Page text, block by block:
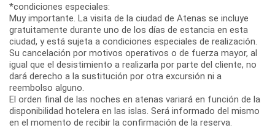
*condiciones especiales:
Muy importante. La visita de la ciudad de Atenas se incluye
gratuitamente durante uno de los días de estancia en esta
ciudad, y está sujeta a condiciones especiales de realización.
Su cancelación por motivos operativos o de fuerza mayor, al
igual que el desistimiento a realizarla por parte del cliente, no
dará derecho a la sustitución por otra excursión ni a
reembolso alguno.
El orden final de las noches en atenas variará en función de la
disponibilidad hotelera en las islas. Será informado del mismo
en el momento de recibir la confirmación de la reserva.